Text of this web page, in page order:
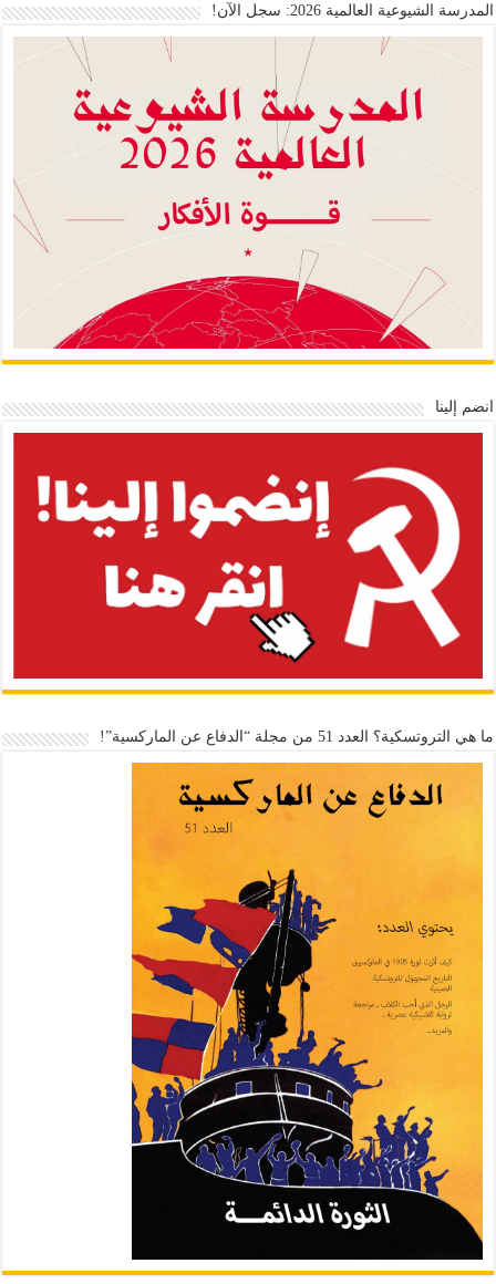
المدرسة الشيوعية العالمية 2026: سجل الآن!
انضم إلينا
ما هي التروتسكية؟ العدد 51 من مجلة “الدفاع عن الماركسية”!